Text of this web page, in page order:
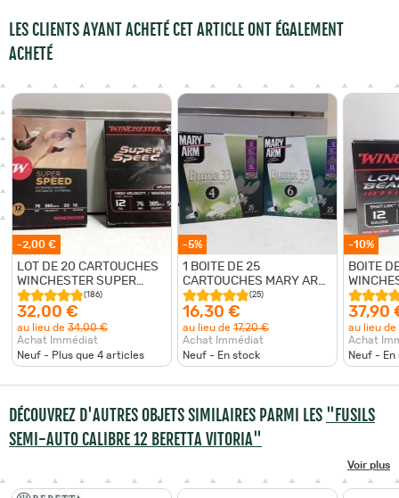
LES CLIENTS AYANT ACHETÉ CET ARTICLE ONT ÉGALEMENT
ACHETÉ
-2,00 €
LOT DE 20 CARTOUCHES
WINCHESTER SUPER
SPEED MAGNUM CAL12
(186)
32,00 €
au lieu de 34,00 €
Achat Immédiat
Neuf - Plus que 4 articles
-5%
1 BOITE DE 25
CARTOUCHES MARY ARM
PUMA 33 CALINRE12 33G
BOURRE JUPE
(25)
16,30 €
au lieu de 17,20 €
Achat Immédiat
Neuf - En stock
-10%
BOITE
BEARD
NEUF
ET N 6
37,90
au lieu de
Achat
Neuf - En
DÉCOUVREZ D'AUTRES OBJETS SIMILAIRES PARMI LES "FUSILS
SEMI-AUTO CALIBRE 12 BERETTA VITORIA"
Voir plus